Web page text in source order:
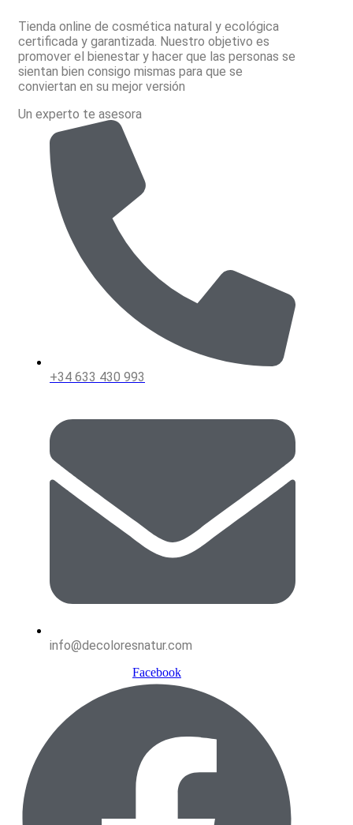
Tienda online de cosmética natural y ecológica
certificada y garantizada. Nuestro objetivo es
promover el bienestar y hacer que las personas se
sientan bien consigo mismas para que se
conviertan en su mejor versión
Un experto te asesora
+34 633 430 993
info@decoloresnatur.com
Facebook